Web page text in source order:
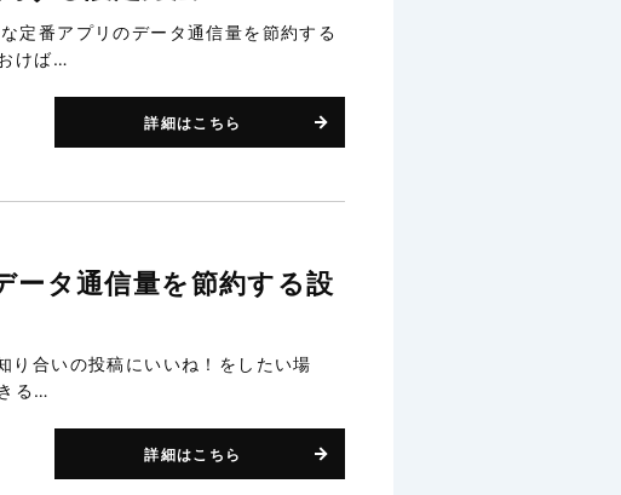
定番アプリのデータ通信量を節約する
けば…
詳細はこちら
ータ通信量を節約する設
合いの投稿にいいね！をしたい場
る…
詳細はこちら